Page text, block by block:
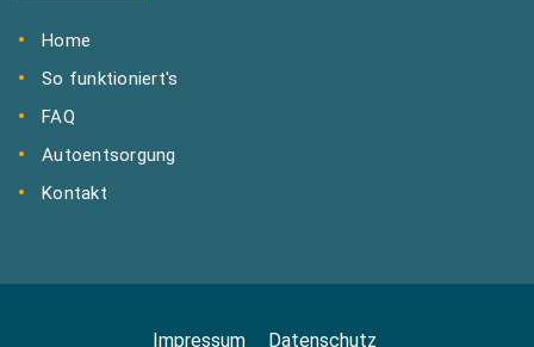
Home
So funktioniert's
FAQ
Autoentsorgung
Kontakt
Impressum Datenschutz